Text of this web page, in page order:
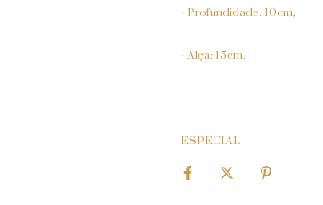
- Profundidade: 10cm;
- Alça: 15cm.
ESPECIAL